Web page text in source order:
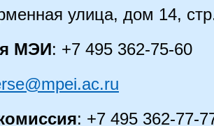
улица, дом 14,
МЭИ: +7 495 362-75-60
: +7 495 362-77-